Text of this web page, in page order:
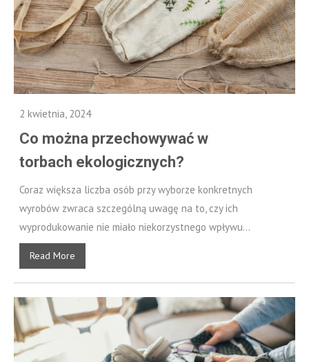
2 kwietnia, 2024
Co można przechowywać w
torbach ekologicznych?
Coraz większa liczba osób przy wyborze konkretnych
wyrobów zwraca szczególną uwagę na to, czy ich
wyprodukowanie nie miało niekorzystnego wpływu...
Read More